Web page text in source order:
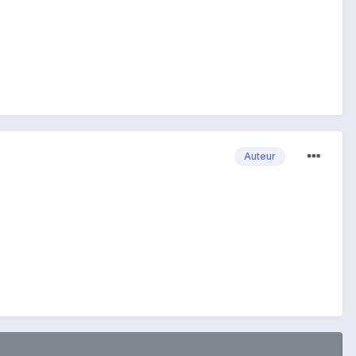
Auteur